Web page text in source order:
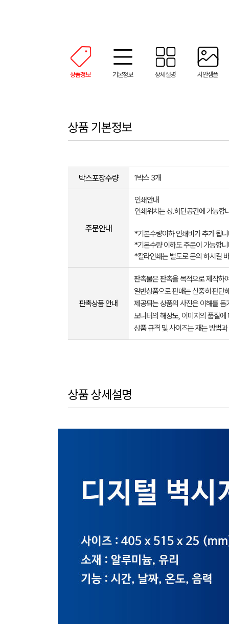
상품정보 기본정보 상세설명 시안샘플
상품 기본정보
박스포장수량 1박스 3개
주문안내
인쇄안내
인쇄위치는 상.하단공간에 가능합
*기본수량이하 인쇄비가 추가 됩
*기본수량 이하도 주문이 가능합
*칼라인쇄는 별도로 문의 하시길
판촉상품 안내
판촉물은 판촉을 목적으로 제작하
일반상품으로 판매는 신중히 판단
제공되는 상품의 사진은 이해를
모니터의 해상도, 이미지의 품질
상품 규격 및 사이즈는 재는 방법
상품 상세설명